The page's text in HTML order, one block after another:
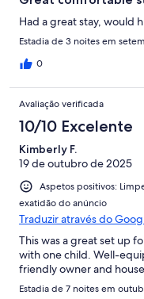
Had a great stay, would
Estadia de 3 noites em
0
Avaliação verificada
10/10 Excelente
Kimberly F.
19 de outubro de 2025
Aspetos positivos:
exatidão do anúncio
Traduzir através do
This was a great set up
with one child. Well-
friendly owner and
Estadia de 7 noites em